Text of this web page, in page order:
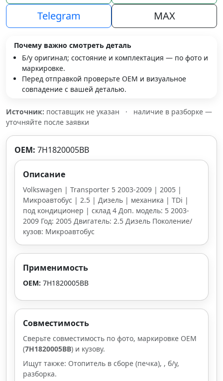
Telegram
MAX
Почему важно смотреть деталь
Б/у оригинал; состояние и комплектация — по фото и
маркировке.
Перед отправкой проверьте OEM и визуальное
совпадение с вашей деталью.
Источник: поставщик не указан ·
наличие в разборке —
уточняйте после заявки
OEM: 7H1820005BB
Описание
Volkswagen | Transporter 5 2003-2009 | 2005 |
Микроавтобус | 2.5 | Дизель | механика | TDi |
под кондиционер | склад 4 Доп. модель: 5 2003-
2009 Год: 2005 Двигатель: 2.5 Дизель Поколение/
кузов: Микроавтобус
Применимость
OEM: 7H1820005BB
Совместимость
Сверьте совместимость по фото, маркировке OEM
(7H1820005BB) и кузову.
Ищут также: Отопитель в сборе (печка), , б/у,
разборка.